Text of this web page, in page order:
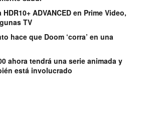
ADVANCED en Prime Video,
TV
hace que Doom ‘corra’ en una
ahora tendrá una serie animada y
está involucrado